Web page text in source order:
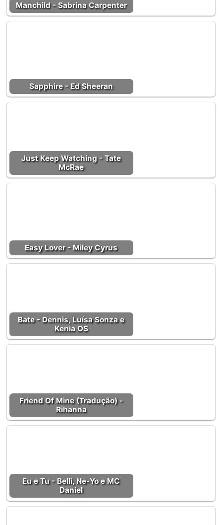
Manchild - Sabrina Carpenter
Sapphire - Ed Sheeran
Just Keep Watching - Tate
McRae
Easy Lover - Miley Cyrus
Bate - Dennis, Luísa Sonza e
Kenia OS
Friend Of Mine (Tradução) -
Rihanna
Eu e Tu - Belli, Ne-Yo e MC
Daniel